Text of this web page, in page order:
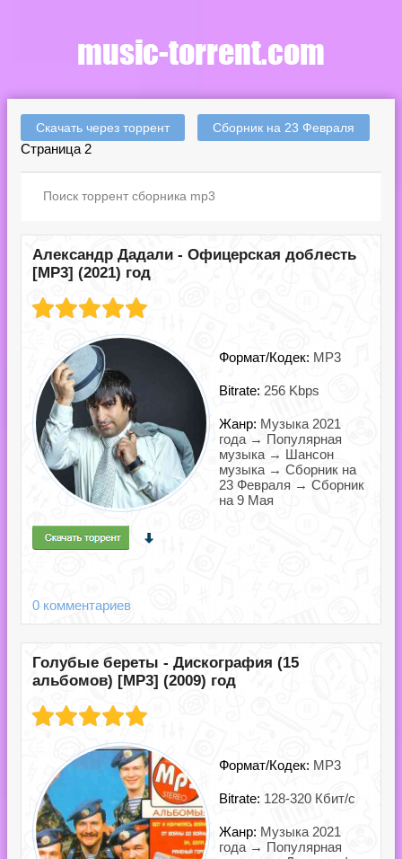
Скачать через торрент Сборник на 23 Февраля
Страница 2
Александр Дадали - Офицерская доблесть
[MP3] (2021) год
Формат/Кодек: MP3
Bitrate: 256 Kbps
Жанр: Музыка 2021
года → Популярная
музыка → Шансон
музыка → Сборник на
23 Февраля → Сборник
на 9 Мая
0 комментариев
Голубые береты - Дискография (15
альбомов) [MP3] (2009) год
Формат/Кодек: MP3
Bitrate: 128-320 Кбит/с
Жанр: Музыка 2021
года → Популярная